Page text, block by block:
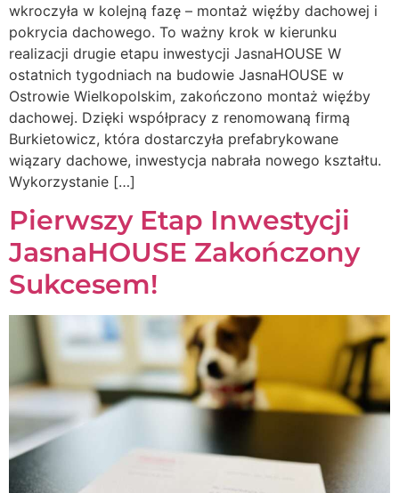
wkroczyła w kolejną fazę – montaż więźby dachowej i
pokrycia dachowego. To ważny krok w kierunku
realizacji drugie etapu inwestycji JasnaHOUSE W
ostatnich tygodniach na budowie JasnaHOUSE w
Ostrowie Wielkopolskim, zakończono montaż więźby
dachowej. Dzięki współpracy z renomowaną firmą
Burkietowicz, która dostarczyła prefabrykowane
wiązary dachowe, inwestycja nabrała nowego kształtu.
Wykorzystanie […]
Pierwszy Etap Inwestycji
JasnaHOUSE Zakończony
Sukcesem!